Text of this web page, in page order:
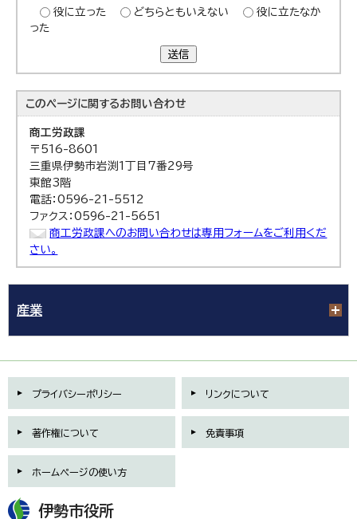
役に立った
どちらともいえない
役に立たなか
った
送信
このページに関するお問い合わせ
商工労政課
〒516-8601
三重県伊勢市岩渕1丁目7番29号
東館3階
電話：0596-21-5512
ファクス：0596-21-5651
商工労政課へのお問い合わせは専用フォームをご利用くだ
さい。
産業
プライバシーポリシー リンクについて
著作権について 免責事項
ホームページの使い方
伊勢市役所